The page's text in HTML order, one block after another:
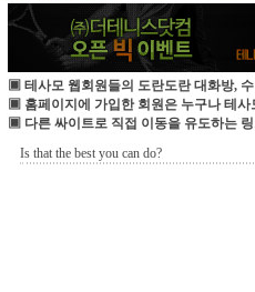
▣ 테사모 웹회원들의 도란도란 대화방,
▣ 홈페이지에 가입한 회원은 누구나 테사
▣ 다른 싸이트로 직접 이동을 유도하는
Is that the best you can do?